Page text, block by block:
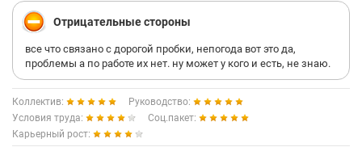
Отрицательные стороны
все что связано с дорогой пробки, непогода вот это да,
проблемы а по работе их нет. ну может у кого и есть, не знаю.
Коллектив:
Руководство:
Условия труда:
Соц.пакет:
Карьерный рост: